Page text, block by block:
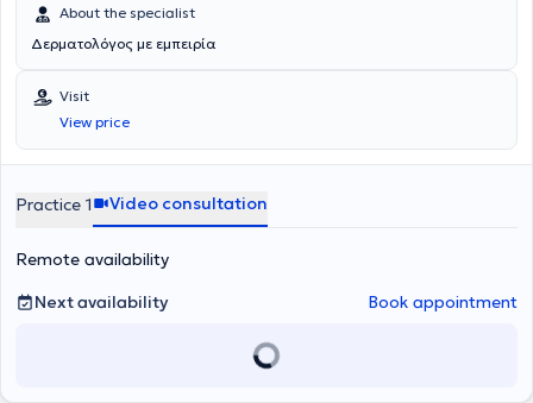
About the specialist
Δερματολόγος με εμπειρία
Visit
View price
Practice 1 Video consultation
Remote availability
Next availability
Book appointment